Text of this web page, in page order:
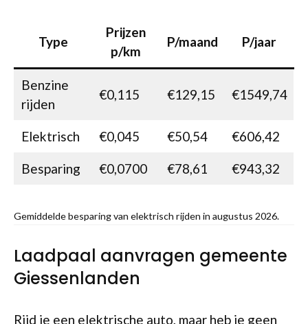
Type
Prijzen
p/km
P/maand P/jaar
Benzine
rijden
€0,115 €129,15 €1549,74
Elektrisch €0,045 €50,54 €606,42
Besparing €0,0700 €78,61 €943,32
Gemiddelde besparing van elektrisch rijden in augustus 2026.
Laadpaal aanvragen gemeente
Giessenlanden
Rijd je een elektrische auto, maar heb je geen